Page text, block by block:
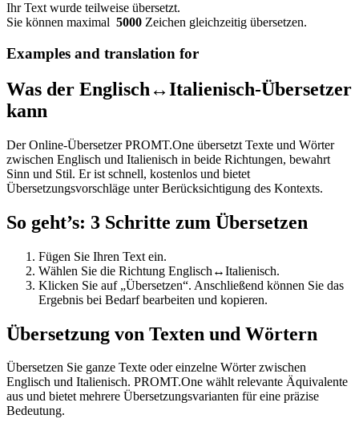
Ihr Text wurde teilweise übersetzt.
Sie können maximal 5000 Zeichen gleichzeitig übersetzen.
Examples and translation for
Was der Englisch↔Italienisch-Übersetzer
kann
Der Online-Übersetzer PROMT.One übersetzt Texte und Wörter
zwischen Englisch und Italienisch in beide Richtungen, bewahrt
Sinn und Stil. Er ist schnell, kostenlos und bietet
Übersetzungsvorschläge unter Berücksichtigung des Kontexts.
So geht’s: 3 Schritte zum Übersetzen
Fügen Sie Ihren Text ein.
Wählen Sie die Richtung Englisch↔Italienisch.
Klicken Sie auf „Übersetzen“. Anschließend können Sie das
Ergebnis bei Bedarf bearbeiten und kopieren.
Übersetzung von Texten und Wörtern
Übersetzen Sie ganze Texte oder einzelne Wörter zwischen
Englisch und Italienisch. PROMT.One wählt relevante Äquivalente
aus und bietet mehrere Übersetzungsvarianten für eine präzise
Bedeutung.